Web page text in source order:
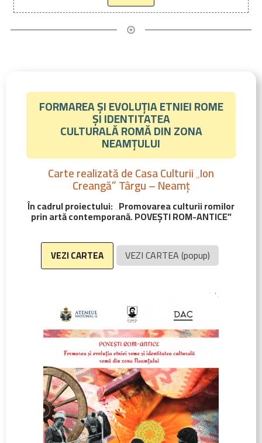
FORMAREA ȘI EVOLUȚIA ETNIEI ROME
ȘI IDENTITATEA
CULTURALĂ ROMĂ DIN ZONA
NEAMȚULUI
Carte realizată de Casa Culturii „Ion
Creangă” Târgu – Neamț
În cadrul proiectului: „Promovarea culturii romilor
prin artă contemporană. POVEȘTI ROM-ANTICE”
VEZI CARTEA VEZI CARTEA (popup)